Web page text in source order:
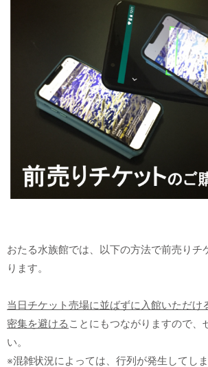
おたる水族館では、以下の方法で前売りチ
ります。
当日チケット売場に並ばずに入館いただけ
密集を避ける ことにもつながりますので、
い。
※混雑状況によっては、行列が発生してし